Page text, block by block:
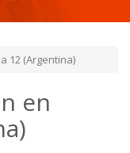
12 (Argentina)
en